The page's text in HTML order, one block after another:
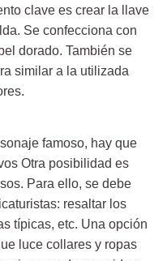
clave es crear la llave
Se confecciona con
dorado. También se
similar a la utilizada
famoso, hay que
Otra posibilidad es
Para ello, se debe
resaltar los
típicas, etc. Una opción
luce collares y ropas